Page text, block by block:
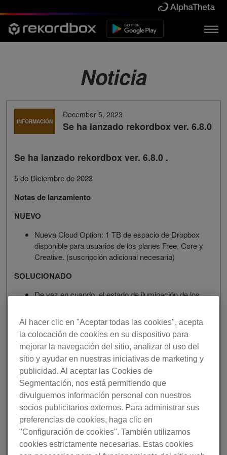
Noticia
INFORMACIÓN
December 5, 2023
Se ha lanzado rekordbox ver. 6.8.0
Se ha lanzado rekordbox ver. 6.8.0 .
5 de Diciembre de 2023
Notas de lanzamiento
NUEVO
Nueva Cloud Option: 1 TB de espacio de Dropbox
disponible para usuarios de los planes Free, Core y
Creative. (suscripción adicional necesaria)
SOLUCIONADO
De vez en cuando, el estado de iluminación de los
cuando Track Separation se ha asignado por MIDI
a los pads.
Nota: si ocurre este problema, cambie Type a
Button (for Pad) en la pantalla de ajustes de MIDI.
Un Memory Cue en las pistas de una Lista de
reproducción inteligente no puede convertirse en
Hot Cue.
De vez en cuando, las posiciones de tiempo
ajustadas no se guardan en 2 reproductores en el
modo EXPORT.
Imposible descargar pistas con Cloud Library Sync
si [Sincronizar solo archivos de música
seleccionados] está seleccionado y [Auto Upload
Al hacer clic en "Aceptar todas las cookies", acepta
la colocación de cookies en su dispositivo para
mejorar la navegación del sitio, analizar el uso del
sitio y ayudar en nuestras iniciativas de marketing y
publicidad. Al aceptar las Cookies de
Segmentación, nos está permitiendo que
divulguemos información personal con nuestros
socios publicitarios externos. Para administrar sus
preferencias de cookies, haga clic en
"Configuración de cookies". También utilizamos
cookies estrictamente necesarias. Estas cookies